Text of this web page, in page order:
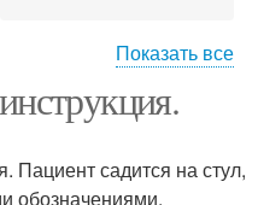
Показать все
Пациент садится на стул,
обозначениями,